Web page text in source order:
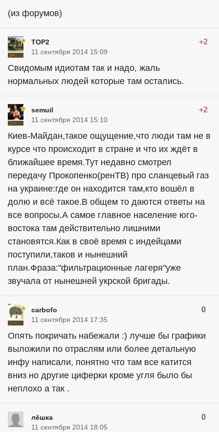
(из форумов)
ТОР2 +2
11 сентября 2014 15:09
Свидомым идиотам так и надо, жаль
нормальных людей которые там остались.
semuil +2
11 сентября 2014 15:10
Киев-Майдан,такое ощущение,что люди там не в
курсе что происходит в стране и что их ждёт в
ближайшее время.Тут недавно смотрел
передачу Прокопенко(ренТВ) про сланцевый газ
на украине:где он находится там,кто вошёл в
долю и всё такое.В общем то даются ответы на
все вопросы.А самое главное население юго-
востока там действительно лишними
становятся.Как в своё время с индейцами
поступили,таков и нынешний
план.Фраза:"фильтрационные лагеря"уже
звучала от нынешней укрской бригады.
carbofo 0
11 сентября 2014 17:35
Опять покричать набежали :) лучше бы графики
выложили по отраслям или более детальную
инфу написали, понятно что там все катится
вниз но другие циферки кроме угля было бы
неплохо а так .
лёшка 0
11 сентября 2014 18:05